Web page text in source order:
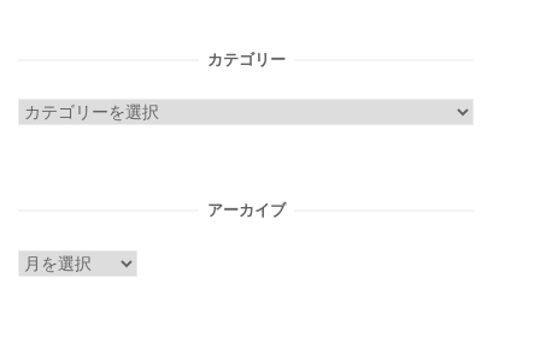
カテゴリー
カ
アーカイブ
ア